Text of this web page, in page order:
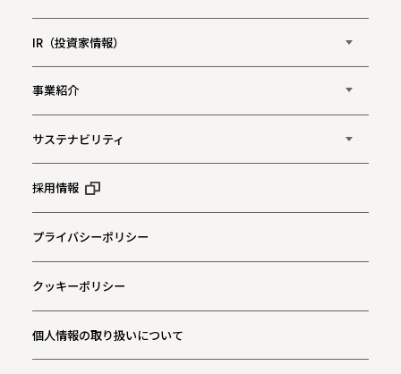
IR（投資家情報）
事業紹介
サステナビリティ
採用情報
プライバシーポリシー
クッキーポリシー
個人情報の取り扱いについて